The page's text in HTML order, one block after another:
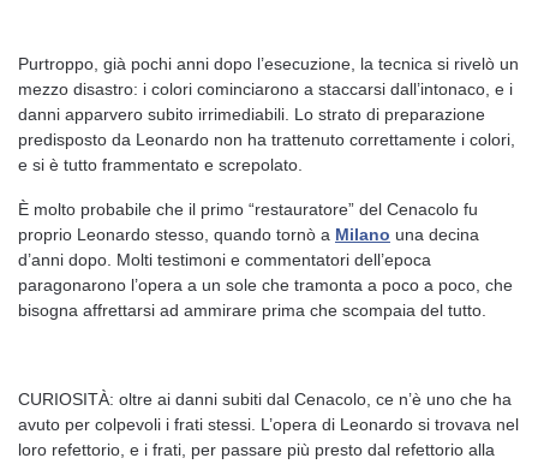
Purtroppo, già pochi anni dopo l’esecuzione, la tecnica si rivelò un
mezzo disastro: i colori cominciarono a staccarsi dall’intonaco, e i
danni apparvero subito irrimediabili. Lo strato di preparazione
predisposto da Leonardo non ha trattenuto correttamente i colori,
e si è tutto frammentato e screpolato.
È molto probabile che il primo “restauratore” del Cenacolo fu
proprio Leonardo stesso, quando tornò a Milano una decina
d’anni dopo. Molti testimoni e commentatori dell’epoca
paragonarono l’opera a un sole che tramonta a poco a poco, che
bisogna affrettarsi ad ammirare prima che scompaia del tutto.
CURIOSITÀ: oltre ai danni subiti dal Cenacolo, ce n’è uno che ha
avuto per colpevoli i frati stessi. L’opera di Leonardo si trovava nel
loro refettorio, e i frati, per passare più presto dal refettorio alla